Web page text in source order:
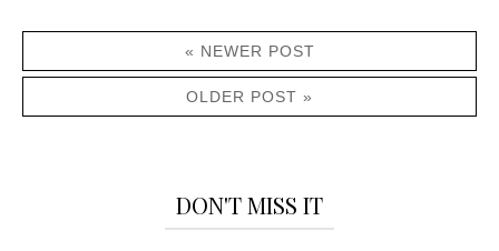
« NEWER POST
OLDER POST »
DON'T MISS IT